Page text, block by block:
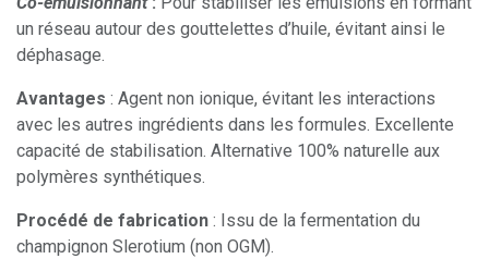
un réseau autour des gouttelettes d’huile, évitant ainsi le
déphasage.
Avantages : Agent non ionique, évitant les interactions
avec les autres ingrédients dans les formules. Excellente
capacité de stabilisation. Alternative 100% naturelle aux
polymères synthétiques.
Procédé de fabrication : Issu de la fermentation du
champignon Slerotium (non OGM).